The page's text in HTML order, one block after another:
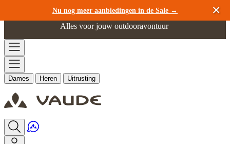
Nu nog meer aanbiedingen in de Sale →
Ga naar de inhoud
Alles voor jouw outdooravontuur
Dames Heren Uitrusting